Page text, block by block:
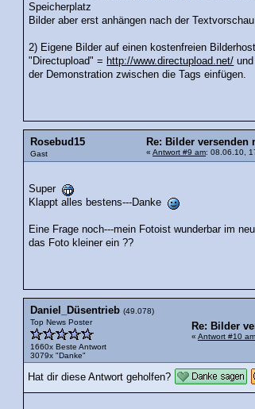
Speicherplatz
Bilder aber erst anhängen nach der
2) Eigene Bilder auf einen kostenfreien
"Directupload" = http://www.directupload.net/
der Demonstration zwischen die Tags einfügen.
Rosebud15
Gast
Re: Bilder versenden
« Antwort #9 am: 08.06.10,
Super
Klappt alles bestens---Danke
Eine Frage noch---mein Fotoist wunderbar im
das Foto kleiner ein ??
Daniel_Düsentrieb (49.078)
Top News Poster
1660x Beste Antwort
3079x "Danke"
Re: Bilder
« Antwort #10 am
Hat dir diese Antwort geholfen?